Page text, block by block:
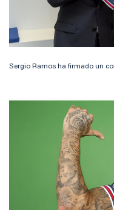
Sergio Ramos ha firmado un